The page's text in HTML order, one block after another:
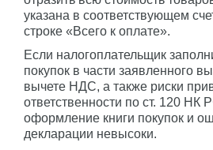
указана в соответствующем
строке «Всего к оплате».
Если налогоплательщик
покупок в части заявленного
вычете НДС, а также риски
ответственности по ст. 120 НК
оформление книги покупок и
декларации невысоки.